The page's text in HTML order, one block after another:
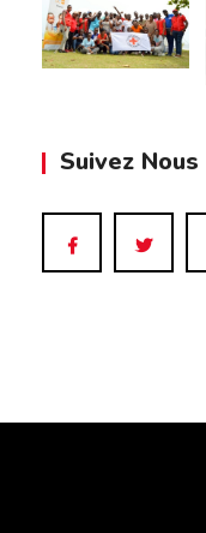
Suivez Nous